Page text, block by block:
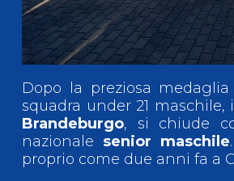
Mappa del sito Cerca Contatti
Dopo la preziosa
squadra under 21 maschile, il
Brandeburgo, si chiude
nazionale senior maschile
proprio come due anni fa a